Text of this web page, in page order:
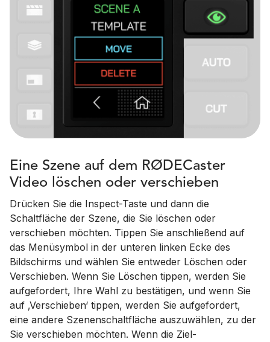
Eine Szene auf dem RØDECaster
Video löschen oder verschieben
Drücken Sie die Inspect-Taste und dann die
Schaltfläche der Szene, die Sie löschen oder
verschieben möchten. Tippen Sie anschließend auf
das Menüsymbol in der unteren linken Ecke des
Bildschirms und wählen Sie entweder Löschen oder
Verschieben. Wenn Sie Löschen tippen, werden Sie
aufgefordert, Ihre Wahl zu bestätigen, und wenn Sie
auf ‚Verschieben‘ tippen, werden Sie aufgefordert,
eine andere Szenenschaltfläche auszuwählen, zu der
Sie verschieben möchten. Wenn die Ziel-